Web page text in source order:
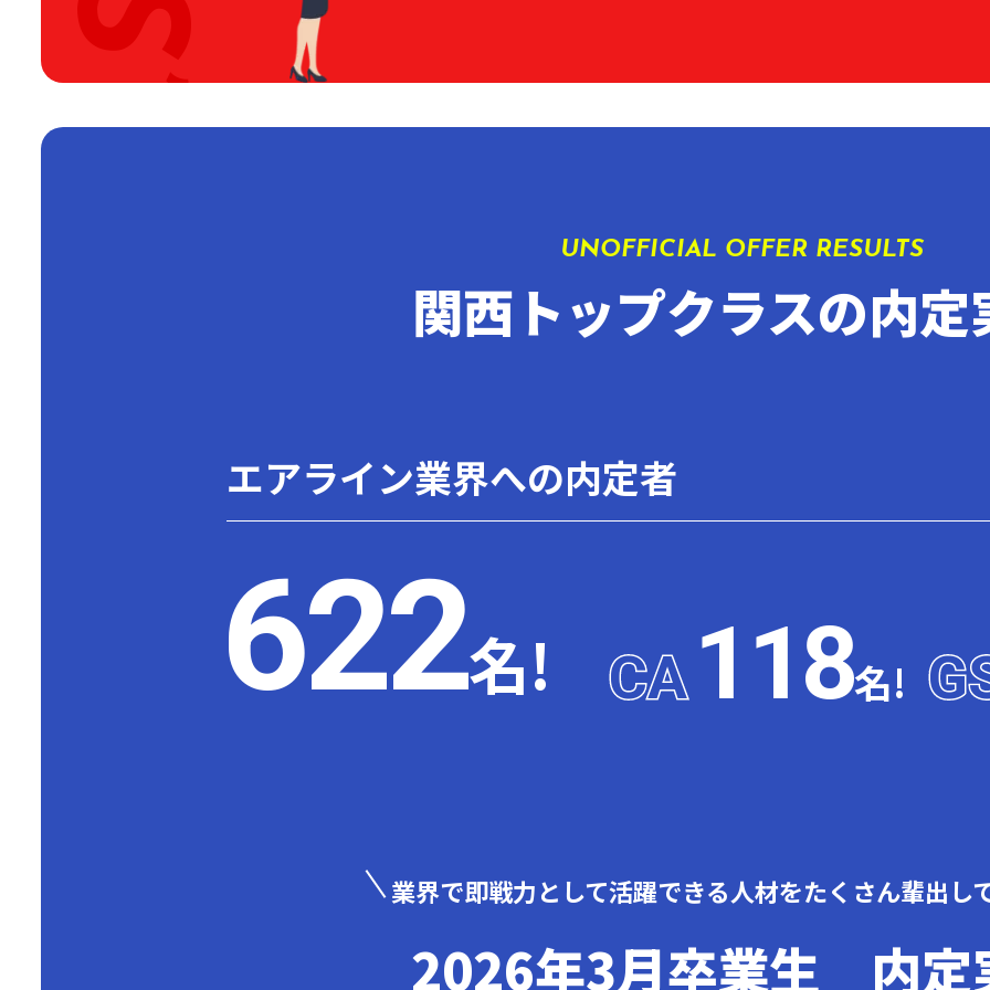
UNOFFICIAL OFFER RESULTS
関西トップクラスの内定
エアライン業界への内定者
622名! CA
CA 118名!
業界で即戦力として活躍できる人材をたくさん輩出し
2026年3月卒業生 内